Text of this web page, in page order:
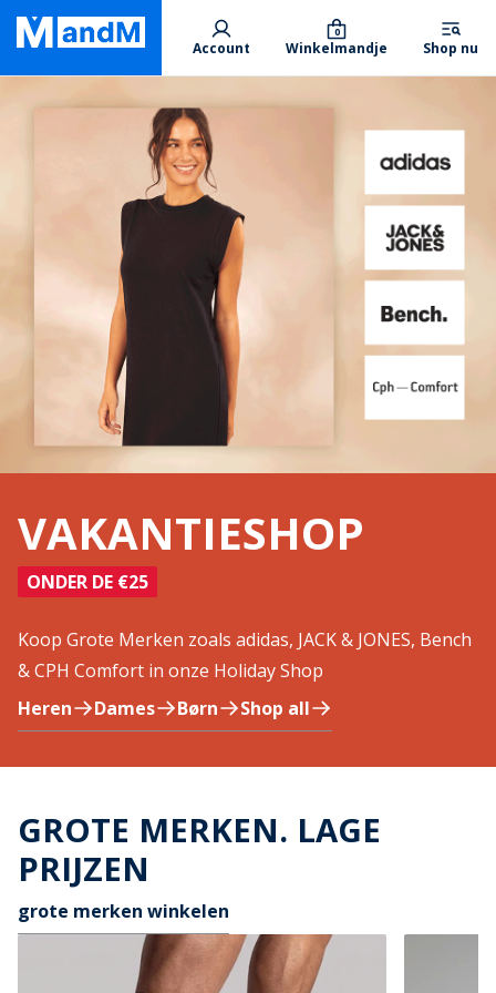
Skip
main
content
Primary departments
Account Winkelmandje
0
Shop nu
VAKANTIESHOP
ONDER DE €25
Koop Grote Merken zoals adidas, JACK & JONES, Bench
& CPH Comfort in onze Holiday Shop
Heren
Dames Børn Shop all
GROTE MERKEN. LAGE
PRIJZEN
grote merken winkelen